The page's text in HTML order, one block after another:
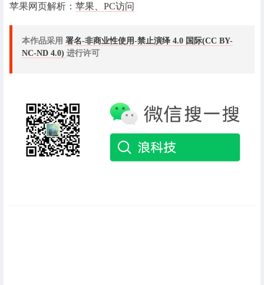
苹果网页解析： 苹果、PC访问
本作品采用 署名-非商业性使用-禁止演绎 4.0 国际(CC BY-
NC-ND 4.0) 进行许可